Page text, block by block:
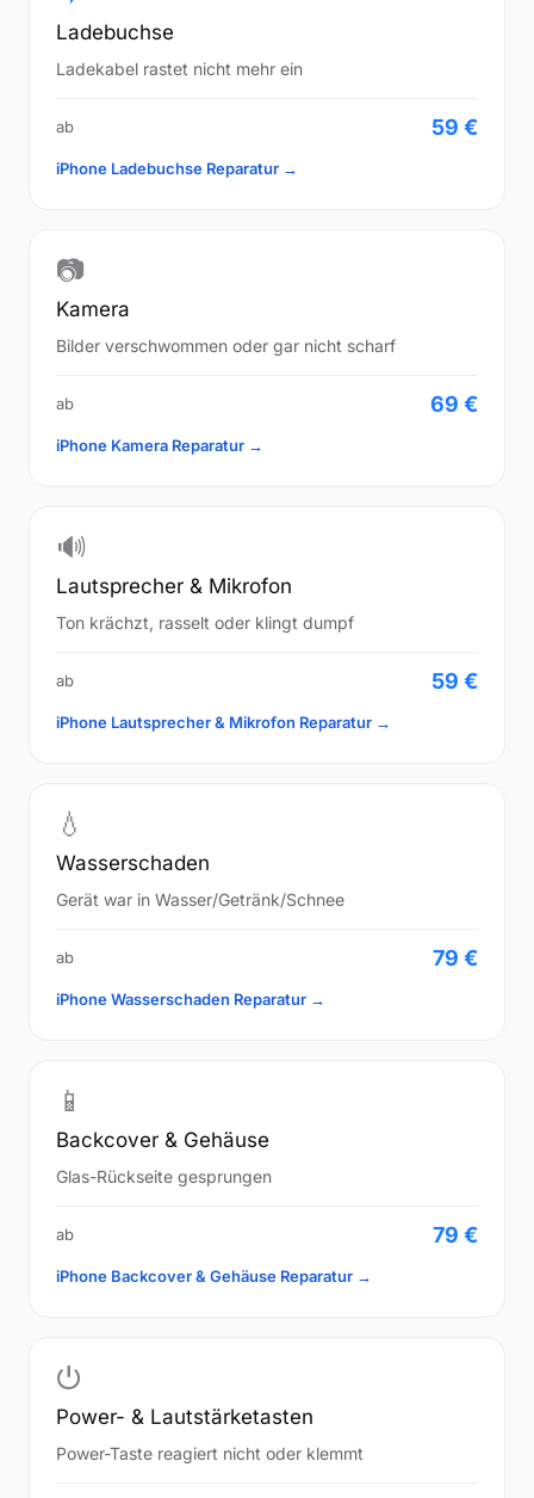
Ladebuchse
Ladekabel rastet nicht mehr ein
ab 59 €
iPhone Ladebuchse Reparatur →
📷
Kamera
Bilder verschwommen oder gar nicht scharf
ab 69 €
iPhone Kamera Reparatur →
🔊
Lautsprecher & Mikrofon
Ton krächzt, rasselt oder klingt dumpf
ab 59 €
iPhone Lautsprecher & Mikrofon Reparatur →
💧
Wasserschaden
Gerät war in Wasser/Getränk/Schnee
ab 79 €
iPhone Wasserschaden Reparatur →
📱
Backcover & Gehäuse
Glas-Rückseite gesprungen
ab 79 €
iPhone Backcover & Gehäuse Reparatur →
⏻
Power- & Lautstärketasten
Power-Taste reagiert nicht oder klemmt